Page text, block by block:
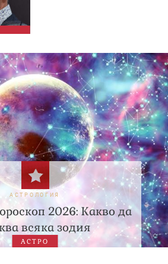
АСТРОЛОГИЯ
2026: Какво да
всяка зодия
АСТРО